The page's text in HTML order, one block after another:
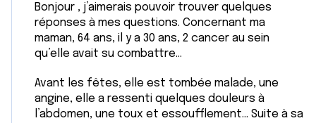
Bonjour , j’aimerais pouvoir trouver quelques
réponses à mes questions. Concernant ma
maman, 64 ans, il y a 30 ans, 2 cancer au sein
qu’elle avait su combattre…
Avant les fêtes, elle est tombée malade, une
angine, elle a ressenti quelques douleurs à
l’abdomen, une toux et essoufflement... Suite à sa